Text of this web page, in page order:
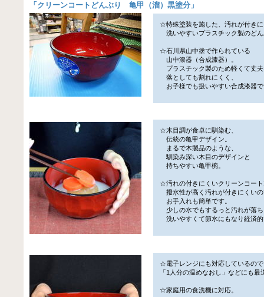
「 クリーンコートどんぶり 亀甲（溜）黒塗分 」
☆特殊塗装を施した、汚れが付き
洗いやすいプラスチック製のど
☆石川県山中塗で作られている
山中漆器（合成漆器）。
プラスチック製のため軽くて丈
落としても割れにくく、
お子様でも扱いやすい合成漆器
☆木目調が食卓に馴染む、
伝統の亀甲デザイン。
まるで木製品のような、
馴染み深い木目のデザインと
持ちやすい亀甲椀。
☆汚れの付きにくいクリーンコー
撥水性が高く汚れが付きにくい
お手入れも簡単です。
少しの水でもするっと汚れが落
洗いやすくて節水にもなり経済
☆電子レンジにも対応しているの
「1人分の温めなおし」などにも最
☆家庭用の食洗機に対応。